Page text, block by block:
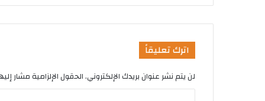
اترك تعليقاً
لن يتم نشر عنوان بريدك الإلكتروني.الحقول الإلزامية مشار